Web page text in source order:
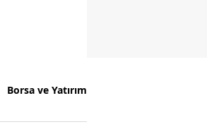
Borsa ve Yatırım